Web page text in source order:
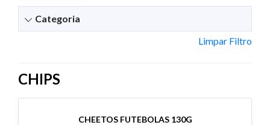
Categoria
Limpar Filtro
CHIPS
CHEETOS FUTEBOLAS 130G